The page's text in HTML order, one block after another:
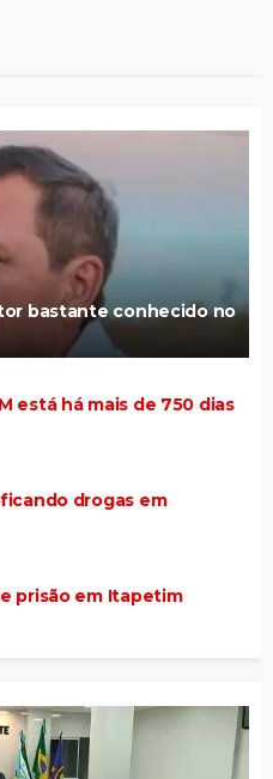
bastante conhecido no
está há mais de 750 dias
drogas em
prisão em Itapetim